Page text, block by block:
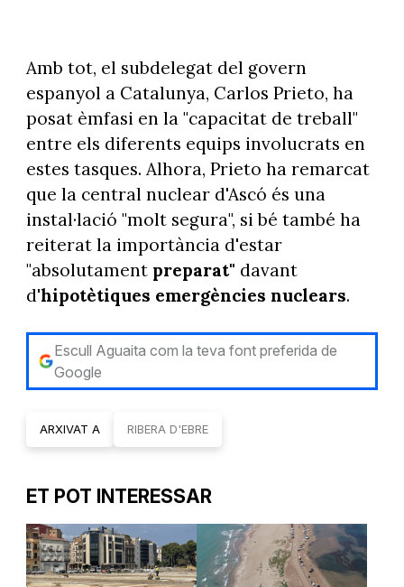
Amb tot, el subdelegat del govern
espanyol a Catalunya, Carlos Prieto, ha
posat èmfasi en la "capacitat de treball"
entre els diferents equips involucrats en
estes tasques. Alhora, Prieto ha remarcat
que la central nuclear d'Ascó és una
instal·lació "molt segura", si bé també ha
reiterat la importància d'estar
"absolutament preparat" davant
d'hipotètiques emergències nuclears.
Escull Aguaita com la teva font preferida de
Google
ARXIVAT A RIBERA D'EBRE
ET POT INTERESSAR